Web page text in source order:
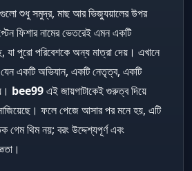
শুধু সমুদ্র, মাছ আর ভিজ্যুয়ালের উপর
ফিশার নামের ভেতরেই এমন একটি
পুরো পরিবেশকে অন্য মাত্রা দেয়। এখানে
একটি অভিযান, একটি নেতৃত্ব, একটি
bee99এই জায়গাটাকেই গুরুত্ব দিয়ে
ফলে পেজে আসার পর মনে হয়, এটি
গেম থিম নয়; বরং উদ্দেশ্যপূর্ণ এবং